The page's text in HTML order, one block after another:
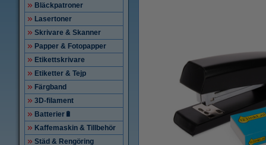
Bläckpatroner
Lasertoner
Skrivare & Skanner
Papper & Fotopapper
Etikettskrivare
Etiketter & Tejp
Färgband
3D-filament
Batterier🔋
Kaffemaskin & Tillbehör
Städ & Rengöring